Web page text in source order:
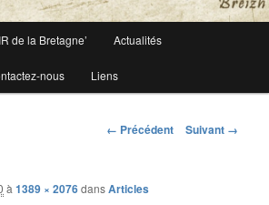
de la Bretagne’ Actualités
nous Liens
Navigation
← Précédent Suivant →
à1389 × 2076dansArticles